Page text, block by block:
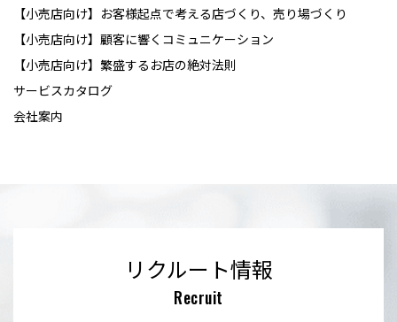
【小売店向け】お客様起点で考える店づくり、売り場づくり
【小売店向け】顧客に響くコミュニケーション
【小売店向け】繁盛するお店の絶対法則
サービスカタログ
会社案内
リクルート情報
Recruit